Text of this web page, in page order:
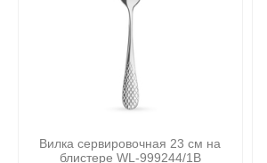
Вилка сервировочная 23 см на
блистере WL‑999244/1B